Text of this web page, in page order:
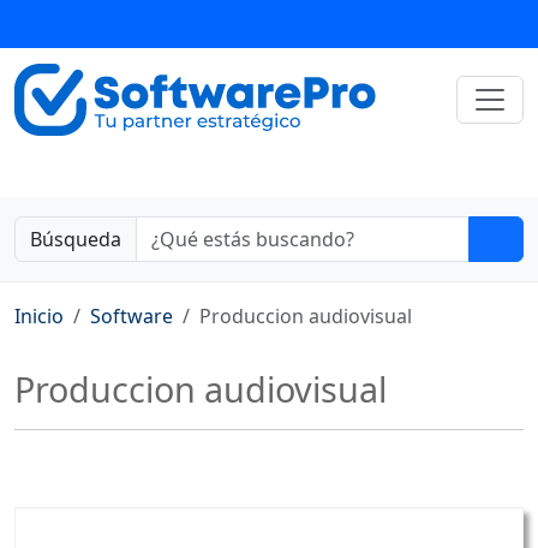
Búsqueda
Inicio Software Produccion audiovisual
Produccion audiovisual